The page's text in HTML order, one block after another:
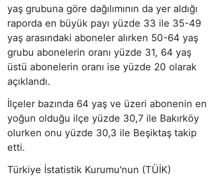
yaş grubuna göre dağılımının da yer aldığı
raporda en büyük payı yüzde 33 ile 35-49
yaş arasındaki aboneler alırken 50-64 yaş
grubu abonelerin oranı yüzde 31, 64 yaş
üstü abonelerin oranı ise yüzde 20 olarak
açıklandı.
İlçeler bazında 64 yaş ve üzeri abonenin en
yoğun olduğu ilçe yüzde 30,7 ile Bakırköy
olurken onu yüzde 30,3 ile Beşiktaş takip
etti.
Türkiye İstatistik Kurumu'nun (TÜİK)